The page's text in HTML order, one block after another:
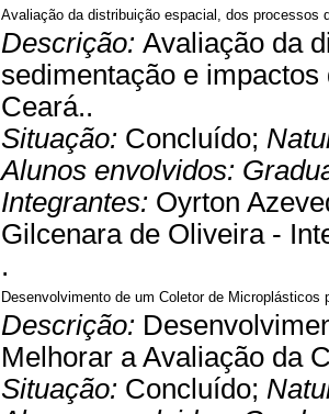
Avaliação da distribuição espacial, dos processos
Descrição: Avaliação da
sedimentação e
Ceará..
Situação: Concluído;
Alunos envolvidos:
Integrantes: Oyrton
Gilcenara de Oliveira -
.
Desenvolvimento de um Coletor de
Descrição:
Melhorar a Avaliação da
Situação: Concluído;